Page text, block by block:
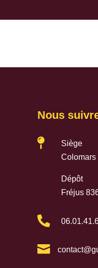
Nous

Siège
Colomars
Dépôt
Fréjus

